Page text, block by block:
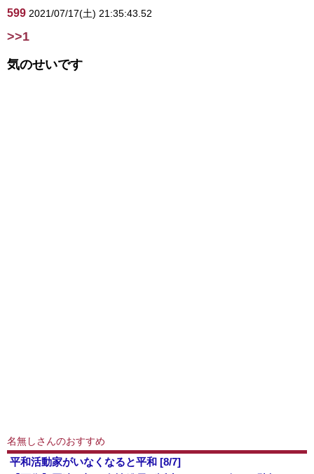
599 2021/07/17(土) 21:35:43.52
>>1
気のせいです
名無しさんのおすすめ
平和活動家がいなくなると平和 [8/7]